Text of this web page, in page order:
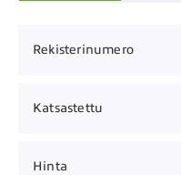
Rekisterinumero
Katsastettu
Hinta